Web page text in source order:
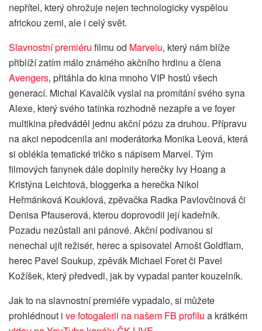
nepřítel, který ohrožuje nejen technologicky vyspělou
africkou zemi, ale i celý svět.
Slavnostní premiéru filmu od Marvelu, který nám blíže
přiblíží zatím málo známého akčního hrdinu a člena
Avengers, přitáhla do kina mnoho VIP hostů všech
generací. Michal Kavalčík vyslal na promítání svého syna
Alexe, který svého tatínka rozhodně nezapře a ve foyer
multikina předváděl jednu akční pózu za druhou. Přípravu
na akci nepodcenila ani moderátorka Monika Leová, která
si oblékla tematické tričko s nápisem Marvel. Tým
filmových fanynek dále doplnily herečky Ivy Hoang a
Kristýna Leichtová, bloggerka a herečka Nikol
Heřmánková Kouklová, zpěvačka Radka Pavlovčinová či
Denisa Pfauserová, kterou doprovodil její kadeřník.
Pozadu nezůstali ani pánové. Akční podívanou si
nenechal ujít režisér, herec a spisovatel Arnošt Goldflam,
herec Pavel Soukup, zpěvák Michael Foret či Pavel
Kožíšek, který předvedl, jak by vypadal panter kouzelník.
Jak to na slavnostní premiéře vypadalo, si můžete
prohlédnout i ve fotogalerii na našem FB profilu a krátkém